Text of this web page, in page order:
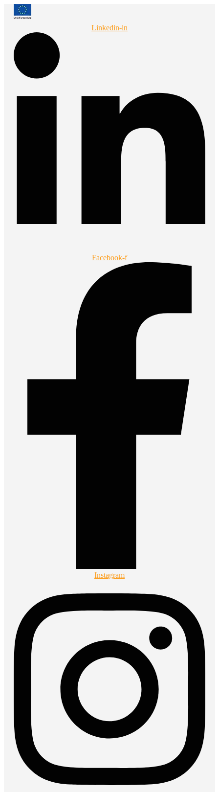
Przejdź
Linkedin-in
Facebook-f
Instagram